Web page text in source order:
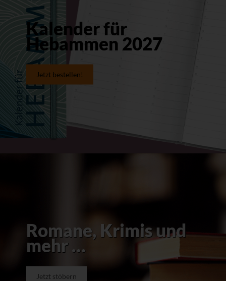
Kalender für
Hebammen 2027
Jetzt bestellen!
Romane, Krimis und
mehr …
Jetzt stöbern